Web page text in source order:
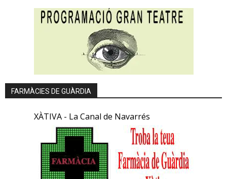
FARMÀCIES DE GUÀRDIA
XÀTIVA - La Canal de Navarrés